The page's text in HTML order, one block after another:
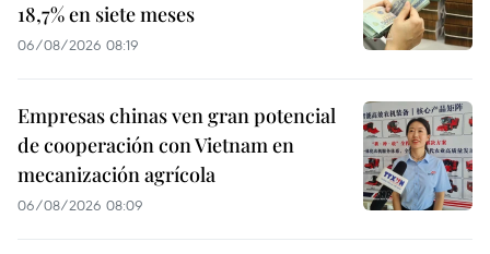
18,7% en siete meses
06/08/2026 08:19
Empresas chinas ven gran potencial
de cooperación con Vietnam en
mecanización agrícola
06/08/2026 08:09